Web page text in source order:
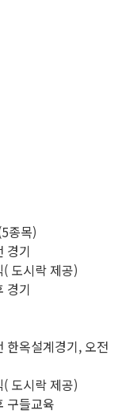
종목)
경기
도시락 제공)
경기
옥설계경기, 오전
도시락 제공)
구들교육